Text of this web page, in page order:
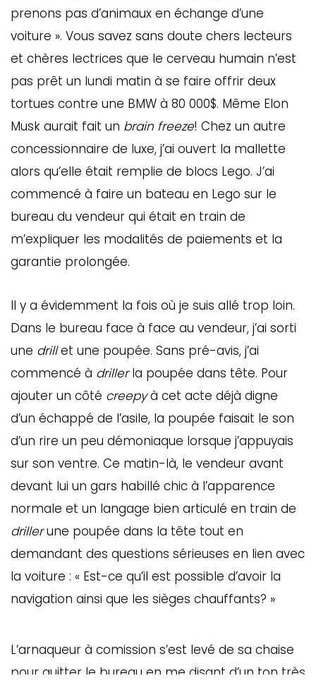
prenons pas d’animaux en échange d’une
voiture ». Vous savez sans doute chers lecteurs
et chères lectrices que le cerveau humain n’est
pas prêt un lundi matin à se faire offrir deux
tortues contre une BMW à 80 000$. Même Elon
Musk aurait fait un brain freeze! Chez un autre
concessionnaire de luxe, j’ai ouvert la mallette
alors qu’elle était remplie de blocs Lego. J’ai
commencé à faire un bateau en Lego sur le
bureau du vendeur qui était en train de
m’expliquer les modalités de paiements et la
garantie prolongée.
Il y a évidemment la fois où je suis allé trop loin.
Dans le bureau face à face au vendeur, j’ai sorti
une drillet une poupée. Sans pré-avis, j’ai
commencé à drillerla poupée dans tête. Pour
ajouter un côté creepyà cet acte déjà digne
d’un échappé de l’asile, la poupée faisait le son
d’un rire un peu démoniaque lorsque j’appuyais
sur son ventre. Ce matin-là, le vendeur avant
devant lui un gars habillé chic à l’apparence
normale et un langage bien articulé en train de
drillerune poupée dans la tête tout en
demandant des questions sérieuses en lien avec
la voiture : « Est-ce qu’il est possible d’avoir la
navigation ainsi que les sièges chauffants? »
L’arnaqueur à comission s’est levé de sa chaise
pour quitter le bureau en me disant d’un ton très